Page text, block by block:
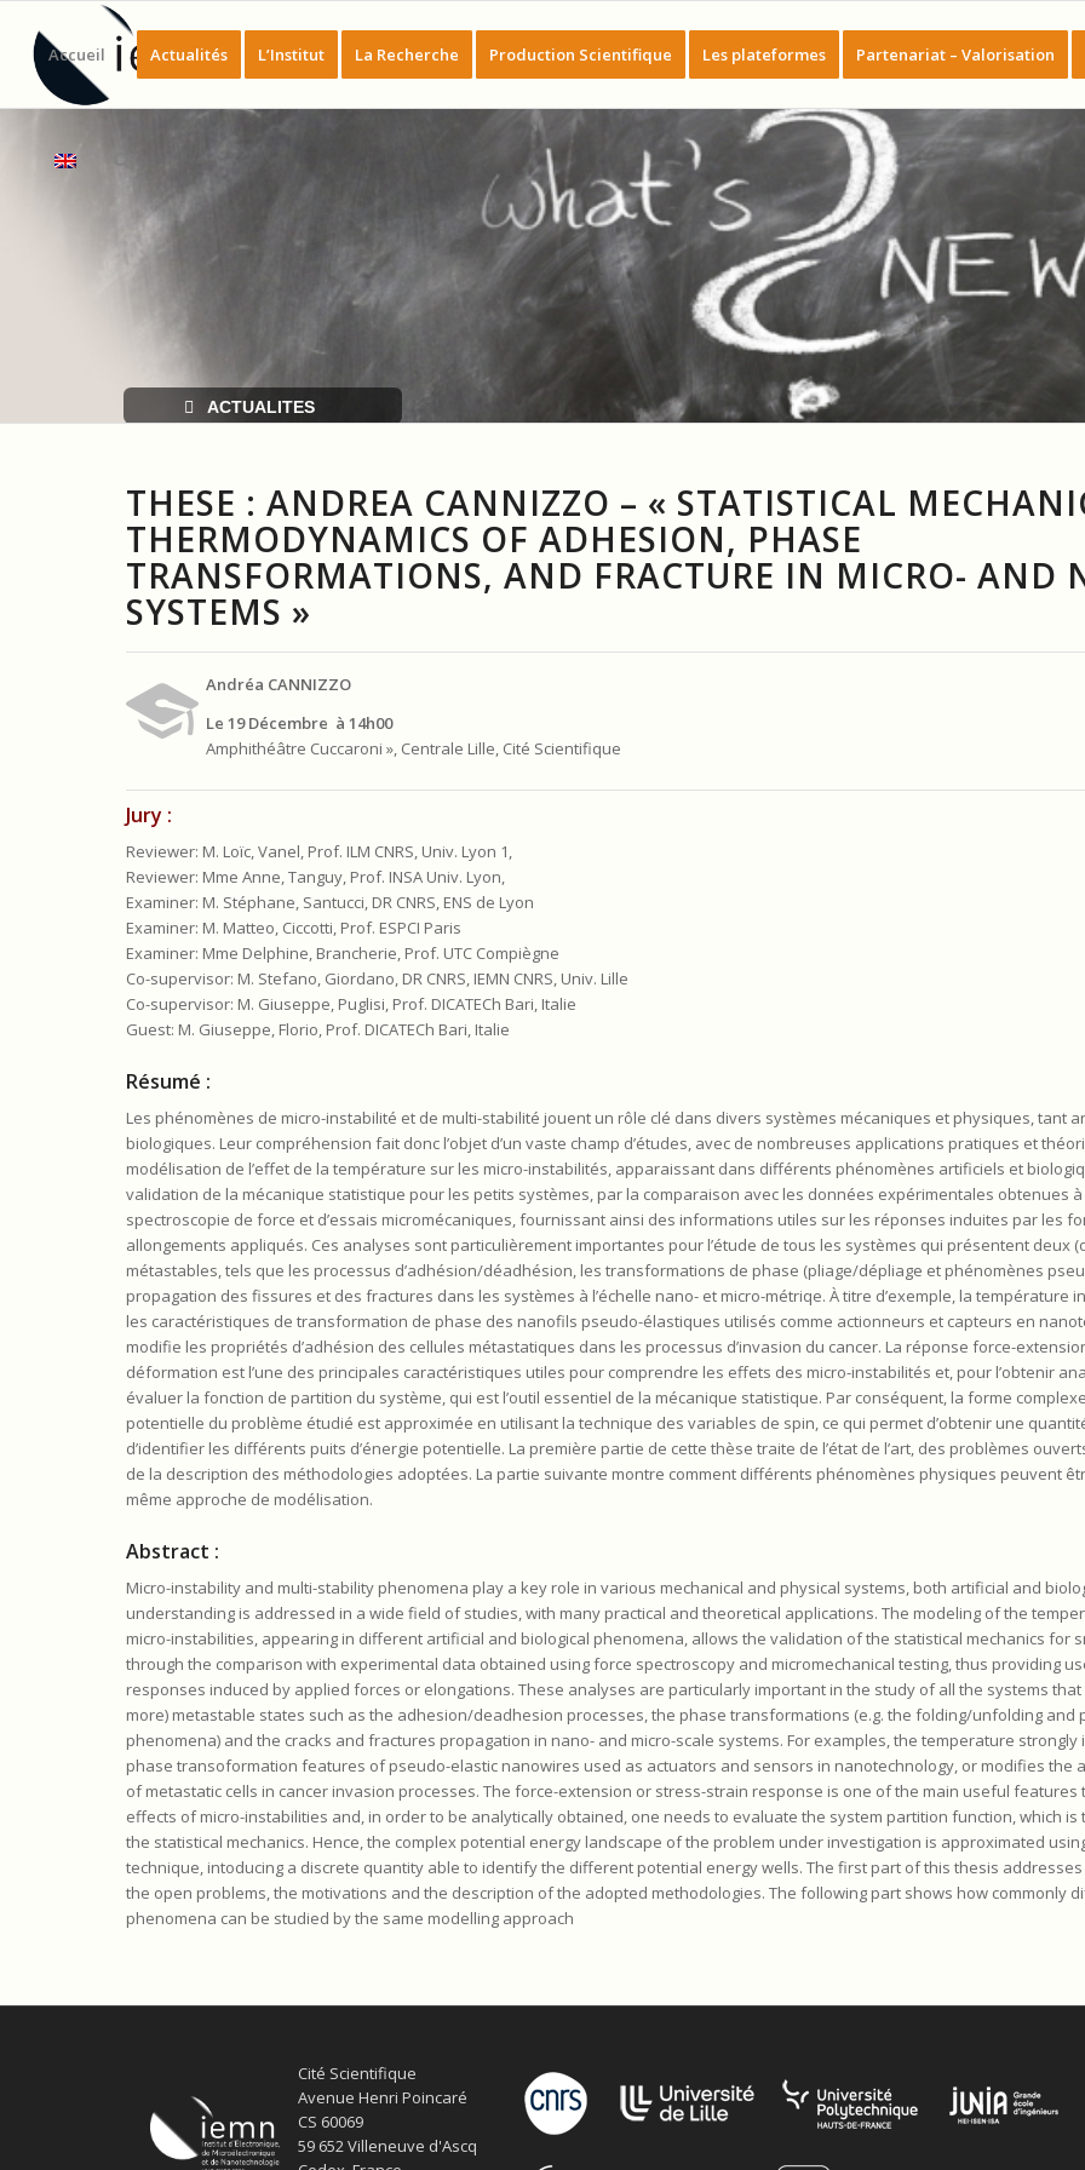
Accueil Actualités L’Institut La Recherche Production Scientifique Les plateformes Partenariat – Valorisation
ACTUALITES
THESE : ANDREA CANNIZZO – « STATISTICAL
THERMODYNAMICS OF ADHESION, PHASE
TRANSFORMATIONS, AND FRACTURE IN MICRO- AND
SYSTEMS »
Andréa CANNIZZO
Le 19 Décembre à 14h00
Amphithéâtre Cuccaroni », Centrale Lille, Cité Scientifique
Jury :
Reviewer: M. Loïc, Vanel, Prof. ILM CNRS, Univ. Lyon 1,
Reviewer: Mme Anne, Tanguy, Prof. INSA Univ. Lyon,
Examiner: M. Stéphane, Santucci, DR CNRS, ENS de Lyon
Examiner: M. Matteo, Ciccotti, Prof. ESPCI Paris
Examiner: Mme Delphine, Brancherie, Prof. UTC Compiègne
Co-supervisor: M. Stefano, Giordano, DR CNRS, IEMN CNRS, Univ. Lille
Co-supervisor: M. Giuseppe, Puglisi, Prof. DICATECh Bari, Italie
Guest: M. Giuseppe, Florio, Prof. DICATECh Bari, Italie
Résumé :
Les phénomènes de micro-instabilité et de multi-stabilité jouent un rôle clé dans divers systèmes mécaniques et physiques, tant
biologiques. Leur compréhension fait donc l’objet d’un vaste champ d’études, avec de nombreuses applications pratiques et
modélisation de l’effet de la température sur les micro-instabilités, apparaissant dans différents phénomènes artificiels et
validation de la mécanique statistique pour les petits systèmes, par la comparaison avec les données expérimentales obtenues à
spectroscopie de force et d’essais micromécaniques, fournissant ainsi des informations utiles sur les réponses induites par les
allongements appliqués. Ces analyses sont particulièrement importantes pour l’étude de tous les systèmes qui présentent deux
métastables, tels que les processus d’adhésion/déadhésion, les transformations de phase (pliage/dépliage et phénomènes
propagation des fissures et des fractures dans les systèmes à l’échelle nano- et micro-métriqe. À titre d’exemple, la température
les caractéristiques de transformation de phase des nanofils pseudo-élastiques utilisés comme actionneurs et capteurs en
modifie les propriétés d’adhésion des cellules métastatiques dans les processus d’invasion du cancer. La réponse force-
déformation est l’une des principales caractéristiques utiles pour comprendre les effets des micro-instabilités et, pour l’obtenir
évaluer la fonction de partition du système, qui est l’outil essentiel de la mécanique statistique. Par conséquent, la forme
potentielle du problème étudié est approximée en utilisant la technique des variables de spin, ce qui permet d’obtenir une
d’identifier les différents puits d’énergie potentielle. La première partie de cette thèse traite de l’état de l’art, des problèmes
de la description des méthodologies adoptées. La partie suivante montre comment différents phénomènes physiques peuvent
même approche de modélisation.
Abstract :
Micro-instability and multi-stability phenomena play a key role in various mechanical and physical systems, both artificial and
understanding is addressed in a wide field of studies, with many practical and theoretical applications. The modeling of the
micro-instabilities, appearing in different artificial and biological phenomena, allows the validation of the statistical mechanics for
through the comparison with experimental data obtained using force spectroscopy and micromechanical testing, thus providing
responses induced by applied forces or elongations. These analyses are particularly important in the study of all the systems
more) metastable states such as the adhesion/deadhesion processes, the phase transformations (e.g. the folding/unfolding and
phenomena) and the cracks and fractures propagation in nano- and micro-scale systems. For examples, the temperature strongly
phase transoformation features of pseudo-elastic nanowires used as actuators and sensors in nanotechnology, or modifies the
of metastatic cells in cancer invasion processes. The force-extension or stress-strain response is one of the main useful features
effects of micro-instabilities and, in order to be analytically obtained, one needs to evaluate the system partition function, which
the statistical mechanics. Hence, the complex potential energy landscape of the problem under investigation is approximated
technique, intoducing a discrete quantity able to identify the different potential energy wells. The first part of this thesis
the open problems, the motivations and the description of the adopted methodologies. The following part shows how commonly
phenomena can be studied by the same modelling approach
Cité Scientifique
Avenue Henri Poincaré
CS 60069
59 652 Villeneuve d'Ascq